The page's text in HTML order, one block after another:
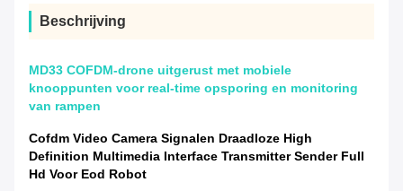
Beschrijving
MD33 COFDM-drone uitgerust met mobiele
knooppunten voor real-time opsporing en monitoring
van rampen
Cofdm Video Camera Signalen Draadloze High
Definition Multimedia Interface Transmitter Sender Full
Hd Voor Eod Robot